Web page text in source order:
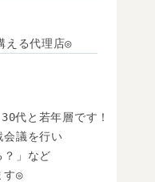
える代理店◎
代と若年層です！
会議を行い
？」など
す◎